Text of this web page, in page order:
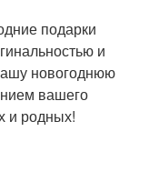
подарки
и
новогоднюю
вашего
и родных!